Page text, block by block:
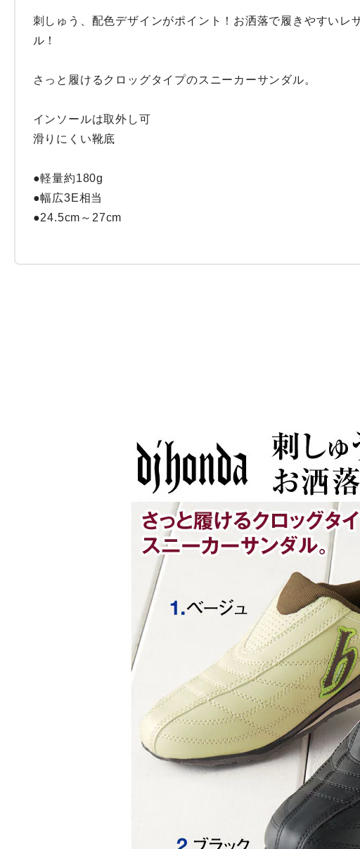
刺しゅう、配色デザインがポイント！お洒落で履きやすいレ
ル！
さっと履けるクロッグタイプのスニーカーサンダル。
インソールは取外し可
滑りにくい靴底
●軽量約180g
●幅広3E相当
●24.5cm～27cm